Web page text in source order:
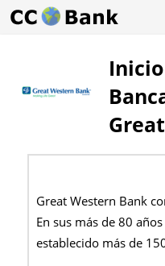
Great Western Bank
En sus más de 80
establecido más de